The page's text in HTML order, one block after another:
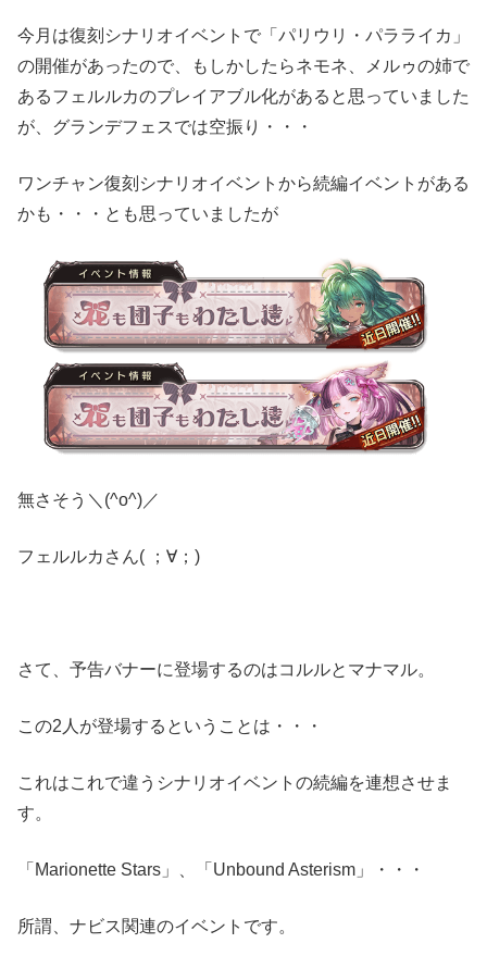
今月は復刻シナリオイベントで「パリウリ・パラライカ」
の開催があったので、もしかしたらネモネ、メルゥの姉で
あるフェルルカのプレイアブル化があると思っていました
が、グランデフェスでは空振り・・・
ワンチャン復刻シナリオイベントから続編イベントがある
かも・・・とも思っていましたが
無さそう＼(^o^)／
フェルルカさん( ；∀；)
さて、予告バナーに登場するのはコルルとマナマル。
この2人が登場するということは・・・
これはこれで違うシナリオイベントの続編を連想させま
す。
「Marionette Stars」、「Unbound Asterism」・・・
所謂、ナビス関連のイベントです。